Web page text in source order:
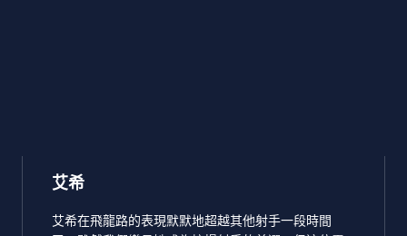
艾希
艾希在飛龍路的表現默默地超越其他射手一段時間